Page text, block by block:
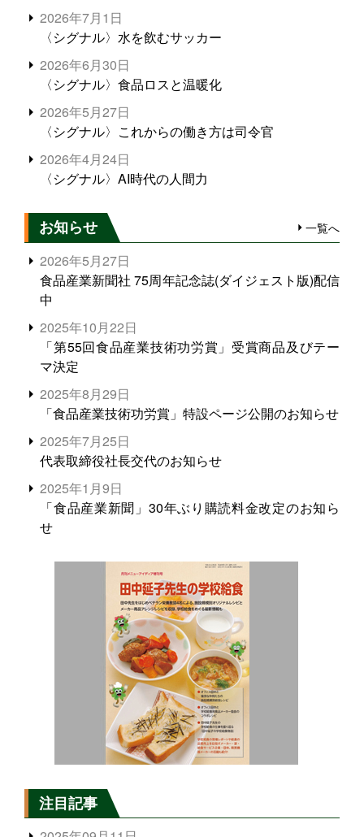
2026年7月1日
〈シグナル〉水を飲むサッカー
2026年6月30日
〈シグナル〉食品ロスと温暖化
2026年5月27日
〈シグナル〉これからの働き方は司令官
2026年4月24日
〈シグナル〉AI時代の人間力
お知らせ 一覧へ
2026年5月27日
食品産業新聞社 75周年記念誌(ダイジェスト版)配信
中
2025年10月22日
「第55回食品産業技術功労賞」受賞商品及びテー
マ決定
2025年8月29日
「食品産業技術功労賞」特設ページ公開のお知らせ
2025年7月25日
代表取締役社長交代のお知らせ
2025年1月9日
「食品産業新聞」30年ぶり購読料金改定のお知ら
せ
注目記事